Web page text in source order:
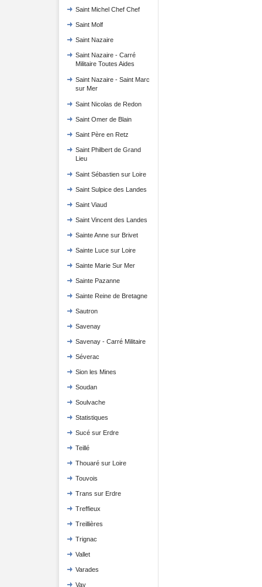
Saint Michel Chef Chef
Saint Molf
Saint Nazaire
Saint Nazaire - Carré
Militaire Toutes Aides
Saint Nazaire - Saint Marc
sur Mer
Saint Nicolas de Redon
Saint Omer de Blain
Saint Père en Retz
Saint Philbert de Grand
Lieu
Saint Sébastien sur Loire
Saint Sulpice des Landes
Saint Viaud
Saint Vincent des Landes
Sainte Anne sur Brivet
Sainte Luce sur Loire
Sainte Marie Sur Mer
Sainte Pazanne
Sainte Reine de Bretagne
Sautron
Savenay
Savenay - Carré Militaire
Séverac
Sion les Mines
Soudan
Soulvache
Statistiques
Sucé sur Erdre
Teillé
Thouaré sur Loire
Touvois
Trans sur Erdre
Treffieux
Treillières
Trignac
Vallet
Varades
Vay